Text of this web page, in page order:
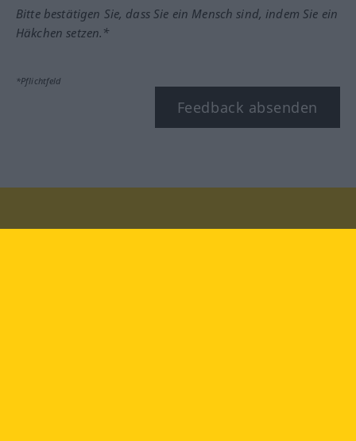
Bitte bestätigen Sie, dass Sie ein Mensch sind, indem Sie ein
Häkchen setzen.*
*Pflichtfeld
Feedback absenden